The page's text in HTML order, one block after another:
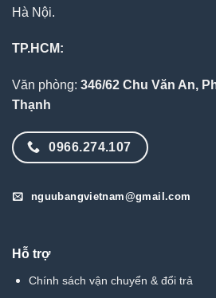
Hà Nội.
TP.HCM:
Văn phòng: 346/62 Chu Văn An,
Thạnh
0966.274.107
nguubangvietnam@gmail.com
Hỗ trợ
Chính sách vận chuyển & đổi trả